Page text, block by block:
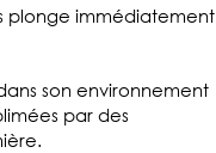
plonge immédiatement
son environnement
par des